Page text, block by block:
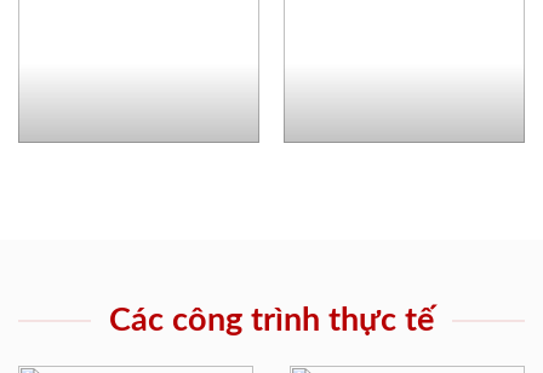
Các công trình thực tế